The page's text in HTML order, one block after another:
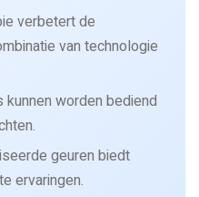
verbetert de
van technologie
worden bediend
geuren biedt
ervaringen.